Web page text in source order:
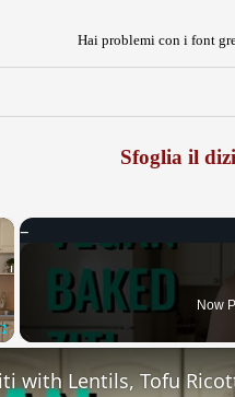
Hai problemi con i font
Sfoglia il
×
Now
with Lentils, Tofu